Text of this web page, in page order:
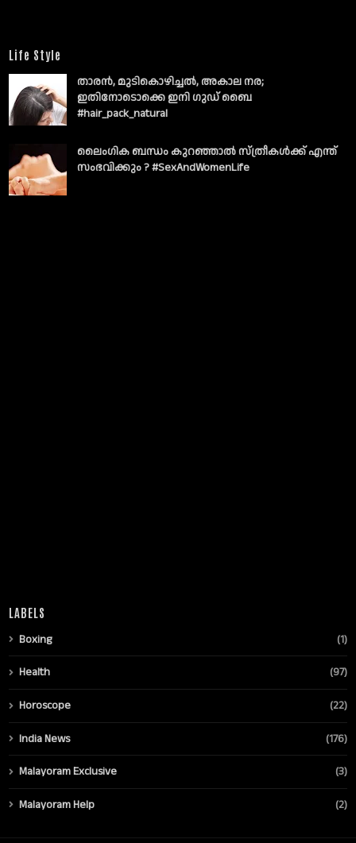
Life Style
താരൻ, മുടികൊഴിച്ചൽ, അകാല നര;
ഇതിനോടൊക്കെ ഇനി ഗുഡ് ബൈ
#hair_pack_natural
ലൈംഗിക ബന്ധം കുറഞ്ഞാല്‍ സ്ത്രീകള്‍ക്ക് എന്ത്
സംഭവിക്കും ? #SexAndWomenLife
LABELS
Boxing (1)
Health (97)
Horoscope (22)
India News (176)
Malayoram Exclusive (3)
Malayoram Help (2)